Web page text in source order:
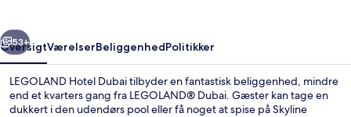
Næste
53+
OversigtVærelserBeliggenhedPolitikker
LEGOLAND Hotel Dubai tilbyder en fantastisk beliggenhed, mindre
end et kvarters gang fra LEGOLAND® Dubai. Gæster kan tage en
dukkert i den udendørs pool eller få noget at spise på Skyline